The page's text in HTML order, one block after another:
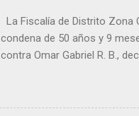
desconocen su identidad.
La Fiscalía de Distrito Zona
condena de 50 años y 9
contra Omar Gabriel R. B.,
ocurrido en julio de 2021 en
acuerdo con las